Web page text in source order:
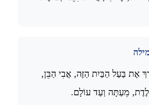
אֶת בַּעַל הַבַּיִת הַזֶּה, אֲבִי הַבֵּן,
מֵעַתָּה וְעַד עוֹלָם.